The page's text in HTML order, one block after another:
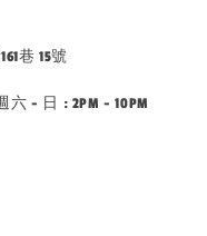
巷 15號
- 日 : 2PM - 10PM